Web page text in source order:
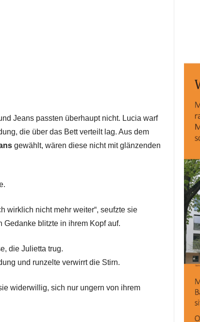
Jeans passten überhaupt nicht. Lucia warf
die über das Bett verteilt lag. Aus dem
gewählt, wären diese nicht mit glänzenden
wirklich nicht mehr weiter“, seufzte sie
Gedanke blitzte in ihrem Kopf auf.
die Julietta trug.
und runzelte verwirrt die Stirn.
widerwillig, sich nur ungern von ihrem